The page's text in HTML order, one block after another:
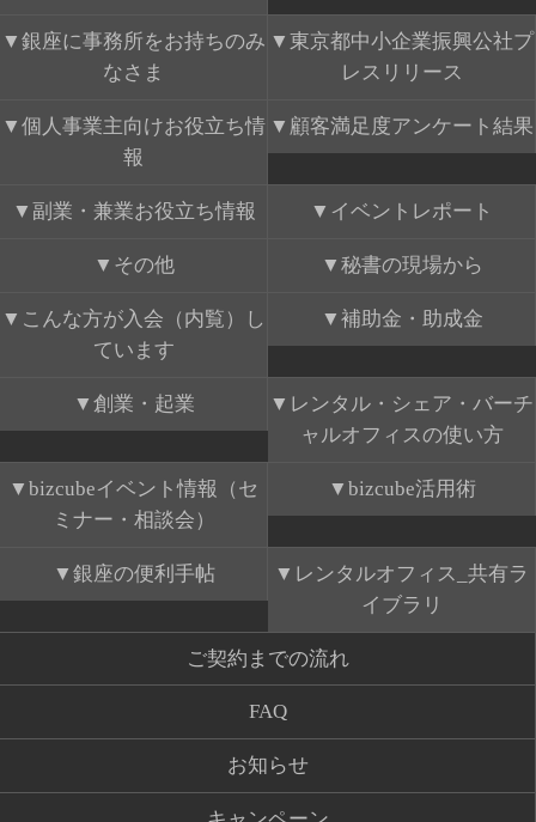
銀座に事務所をお持ちのみ
なさま
東京都中小企業振興公社プ
レスリリース
個人事業主向けお役立ち情
報
顧客満足度アンケート結果
副業・兼業お役立ち情報 イベントレポート
その他 秘書の現場から
こんな方が入会（内覧）し
ています
補助金・助成金
創業・起業
レンタル・シェア・バーチ
ャルオフィスの使い方
bizcubeイベント情報（セ
ミナー・相談会）
bizcube活用術
銀座の便利手帖
レンタルオフィス_共有ラ
イブラリ
ご契約までの流れ
FAQ
お知らせ